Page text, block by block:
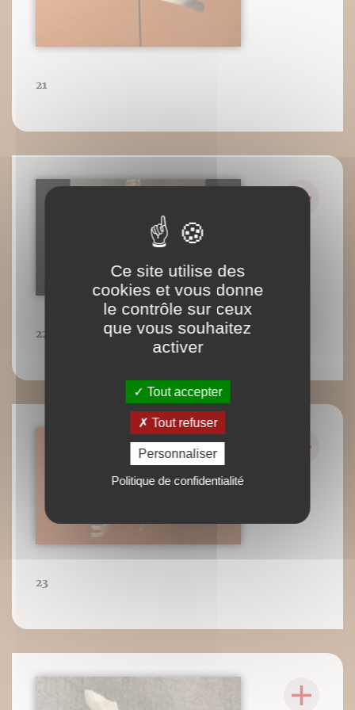
21
22
23
Ce site utilise des
cookies et vous donne
le contrôle sur ceux
que vous souhaitez
activer
Tout accepter
Tout refuser
Personnaliser
Politique de confidentialité